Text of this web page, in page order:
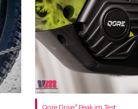
Qore Drive³ Peak im Test: